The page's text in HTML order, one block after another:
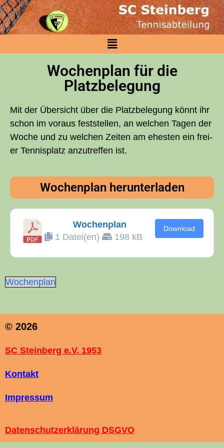
Wochen­plan für die
Platzbelegung
Mit der Über­sicht über die Platz­be­le­gung könnt ihr
schon im vor­aus fest­stel­len, an wel­chen Tagen der
Woche und zu wel­chen Zei­ten am ehes­ten ein frei­
er Ten­nis­platz anzu­tref­fen ist.
Wochen­plan herunterladen
Wochen­plan
1 Datei(en)
198 kB
Down­load
Wochen­plan
© 2026
SC Steinberg e.V. 1953
Kontakt
Impressum
Datenschutzerklärung DSGVO